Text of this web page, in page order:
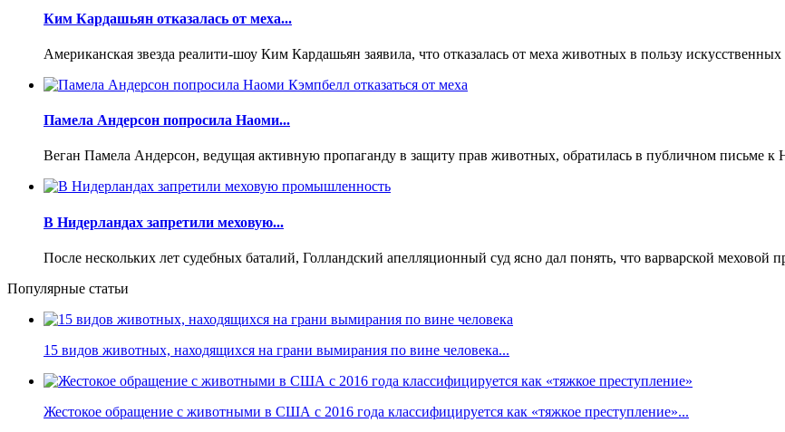
Ким Кардашьян отказалась от меха...
Американская звезда реалити-шоу Ким Кардашьян заявила, что отказалась от меха животных в пользу
Памела Андерсон попросила Наоми...
Веган Памела Андерсон, ведущая активную пропаганду в защиту прав животных, обратилась в публичном письме к
В Нидерландах запретили меховую...
После нескольких лет судебных баталий, Голландский апелляционный суд ясно дал понять, что варварской
Популярные статьи
15 видов животных, находящихся на грани вымирания по вине человека...
Жестокое обращение с животными в США с 2016 года классифицируется как «тяжкое преступление»...